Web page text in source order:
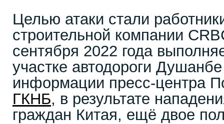
Целью атаки стали
строительной компании
сентября 2022 года
участке автодороги
информации пресс-центра
ГКНБ, в результате
граждан Китая, ещё двое